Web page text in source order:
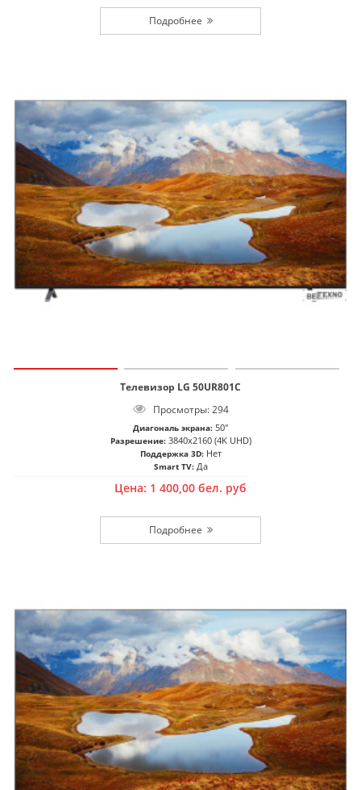
Телевизор LG 50UR801C
Просмотры: 294
Диагональ экрана: 50"
Разрешение: 3840x2160 (4K UHD)
Поддержка 3D: Нет
Smart TV: Да
Цена: 1 400,00 бел. руб